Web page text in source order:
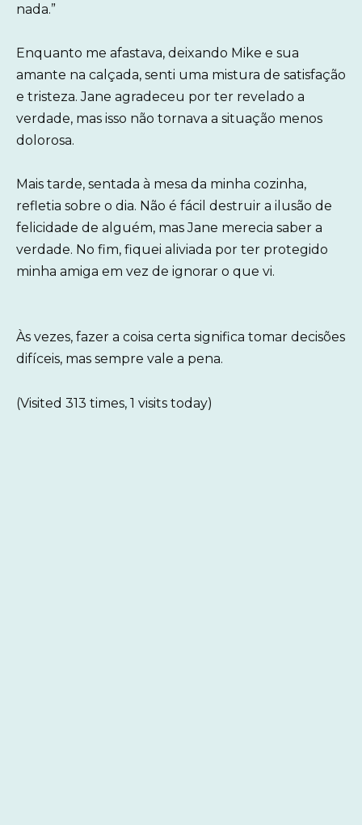
nada.”
Enquanto me afastava, deixando Mike e sua
amante na calçada, senti uma mistura de satisfação
e tristeza. Jane agradeceu por ter revelado a
verdade, mas isso não tornava a situação menos
dolorosa.
Mais tarde, sentada à mesa da minha cozinha,
refletia sobre o dia. Não é fácil destruir a ilusão de
felicidade de alguém, mas Jane merecia saber a
verdade. No fim, fiquei aliviada por ter protegido
minha amiga em vez de ignorar o que vi.
Às vezes, fazer a coisa certa significa tomar decisões
difíceis, mas sempre vale a pena.
(Visited 313 times, 1 visits today)